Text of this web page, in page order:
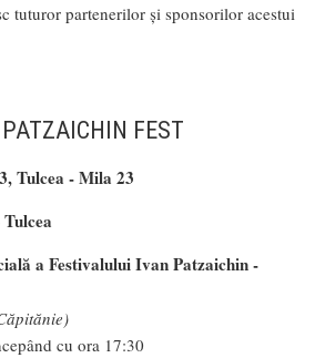
tuturor partenerilor și sponsorilor acestui
FEST
Tulcea - Mila 23
a Festivalului Ivan Patzaichin -
cu ora 17:30